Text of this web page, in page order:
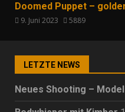
Doomed Puppet –
9. Juni 2023 5889
LETZTE NEWS
Neues Shooting –